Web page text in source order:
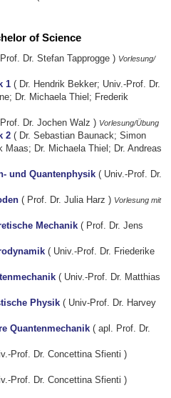
of Science
Dr. Stefan Tapprogge ) Vorlesung/
1( Dr. Hendrik Bekker; Univ.-Prof. Dr.
Dr. Michaela Thiel; Frederik
Dr. Jochen Walz ) Vorlesung/Übung
2( Dr. Sebastian Baunack; Simon
Maas; Dr. Michaela Thiel; Dr. Andreas
und Quantenphysik( Univ.-Prof. Dr.
( Prof. Dr. Julia Harz ) Vorlesung mit
Mechanik( Prof. Dr. Jens
( Univ.-Prof. Dr. Friederike
( Univ.-Prof. Dr. Matthias
Physik( Univ-Prof. Dr. Harvey
Quantenmechanik( apl. Prof. Dr.
Prof. Dr. Concettina Sfienti )
Prof. Dr. Concettina Sfienti )